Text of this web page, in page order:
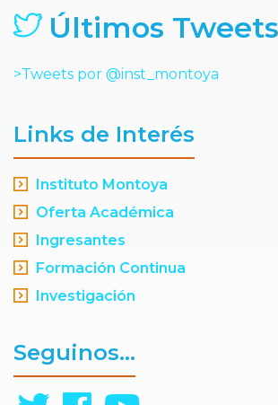
Últimos Tweets
>Tweets por @inst_montoya
Links de Interés
Instituto Montoya
Oferta Académica
Ingresantes
Formación Continua
Investigación
Seguinos...